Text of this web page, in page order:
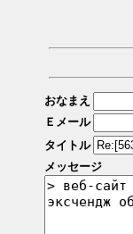
おなまえ
Ｅメール
タイトル
メッセージ